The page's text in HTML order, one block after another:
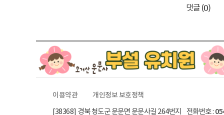
댓글 (0)
이용약관
개인정보 보호정책
[38368] 경북 청도군 운문면 운문사길 264번지 전화번호 :